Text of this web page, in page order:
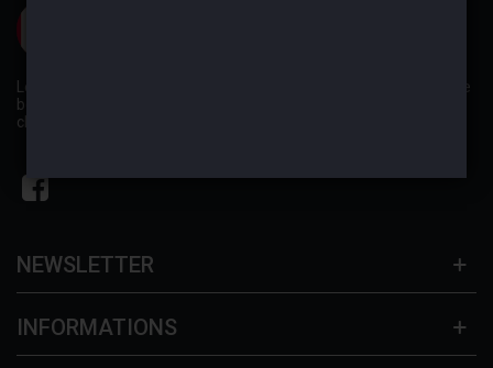
Les conseils avisés de nos experts magasins vous permettront de
bénéficier des tarifs les plus bas du marché afin de réparer,
changer, ou améliorer toutes les pièces de votre véhicule.
NEWSLETTER
INFORMATIONS